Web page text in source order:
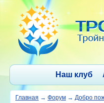
Наш клуб
Главная → Форум → Добро